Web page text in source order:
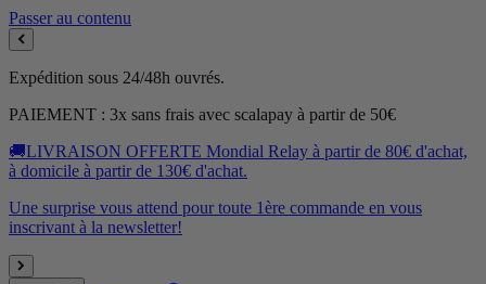
Passer au contenu
Expédition sous 24/48h ouvrés.
PAIEMENT : 3x sans frais avec scalapay à partir de 50€
🚚LIVRAISON OFFERTE Mondial Relay à partir de 80€ d'achat,
à domicile à partir de 130€ d'achat.
Une surprise vous attend pour toute 1ère commande en vous
inscrivant à la newsletter!